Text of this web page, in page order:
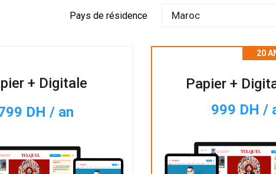
Pays de résidence
+ Digitale
DH / an
Papier +
999 DH /